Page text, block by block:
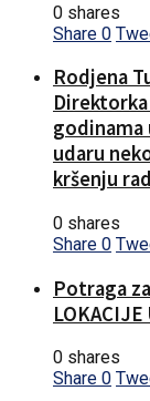
0 shares
Share 0
Rodjena
godinama
udaru
kršenju
0 shares
Share 0
Potraga
LOKACIJE
0 shares
Share 0